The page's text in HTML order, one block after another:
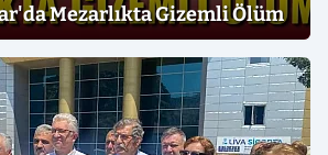
Mezarlıkta Gizemli Ölüm